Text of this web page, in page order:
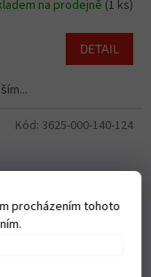
procházením tohoto
na prodejně (1 ks)
DETAIL
Kód: 3625-000-140-124